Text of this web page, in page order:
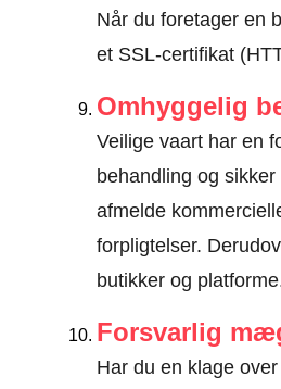
Når du foretager en
et SSL-certifikat
Omhyggelig
Veilige vaart har en
behandling og
afmelde
forpligtelser.
butikker og
Forsvarlig
Har du en klage